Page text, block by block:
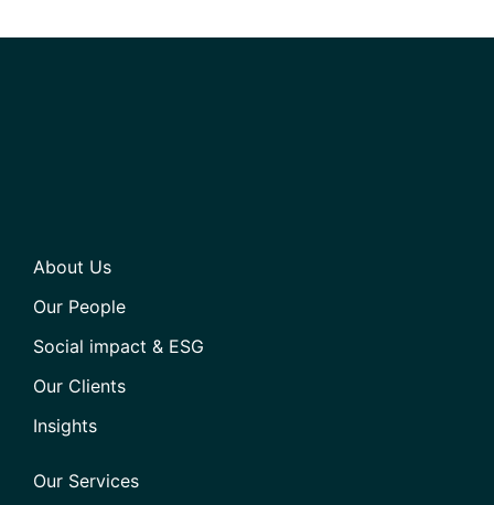
About Us
Our People
Social impact & ESG
Our Clients
Insights
Our Services